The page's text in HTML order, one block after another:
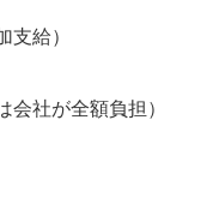
支給）
社が全額負担）